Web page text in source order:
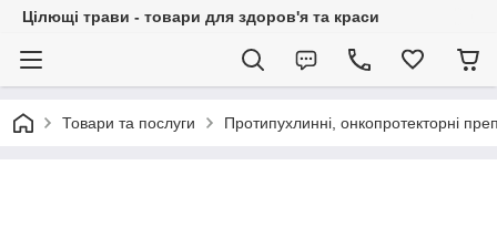
Цілющі трави - товари для здоров'я та краси
Товари та послуги Протипухлинні, онкопротекторні